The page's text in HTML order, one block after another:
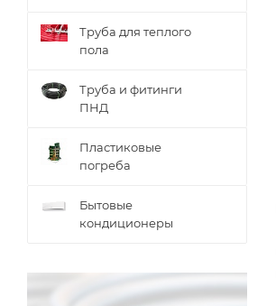
Труба для теплого
пола
Труба и фитинги
ПНД
Пластиковые
погреба
Бытовые
кондиционеры